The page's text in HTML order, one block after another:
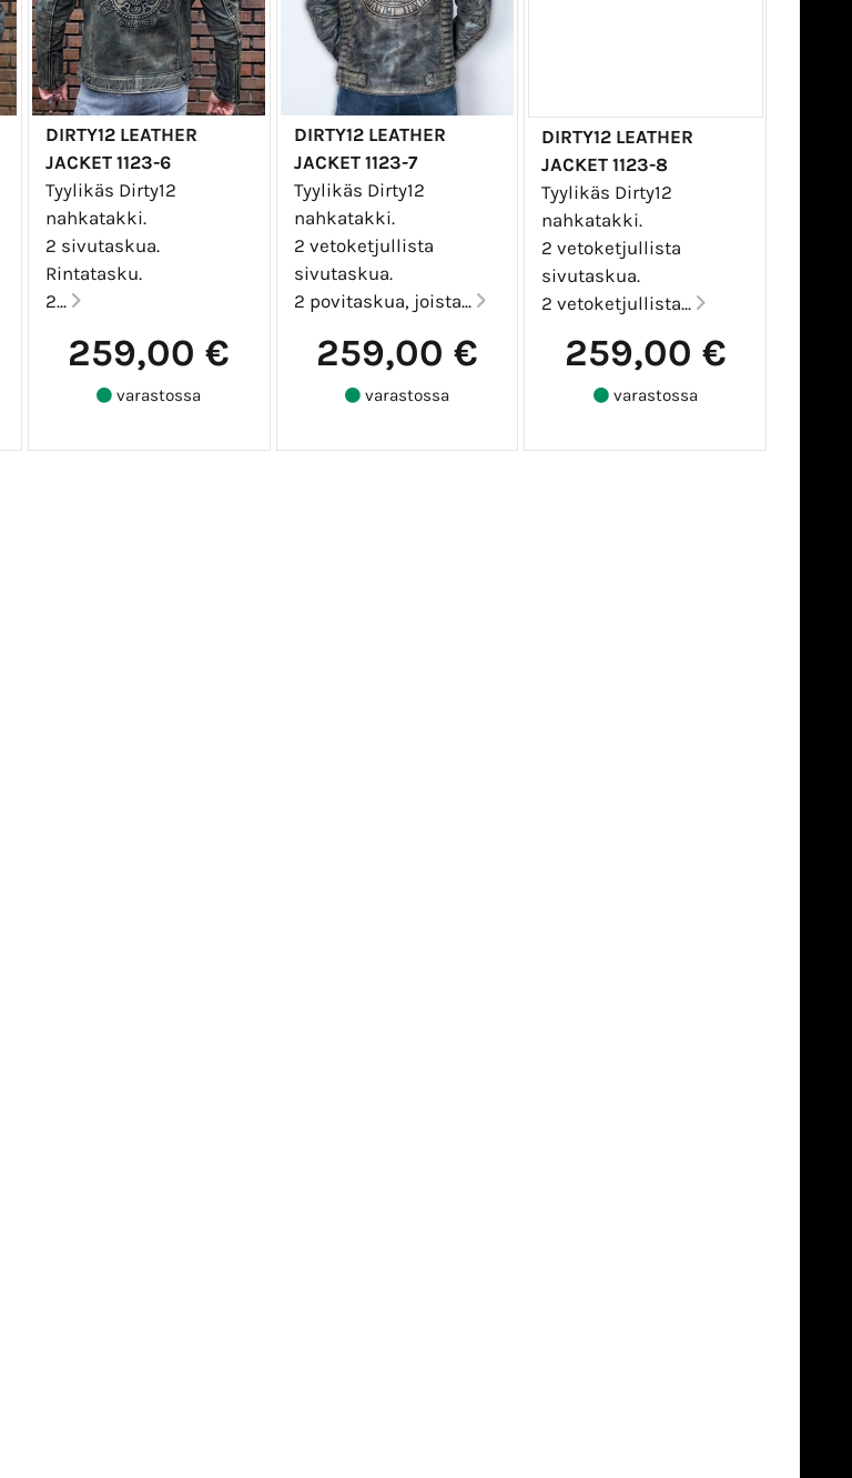
DIRTY12 LEATHER
JACKET 1123-6
Tyylikäs Dirty12
nahkatakki.
2 sivutaskua.
Rintatasku.
2...
259,00 €
varastossa
DIRTY12 LEATHER
JACKET 1123-7
Tyylikäs Dirty12
nahkatakki.
2 vetoketjullista
sivutaskua.
2 povitaskua, joista...
259,00 €
varastossa
DIRTY12 LEATHER
JACKET 1123-8
Tyylikäs Dirty12
nahkatakki.
2 vetoketjullista
sivutaskua.
2 vetoketjullista...
259,00 €
varastossa